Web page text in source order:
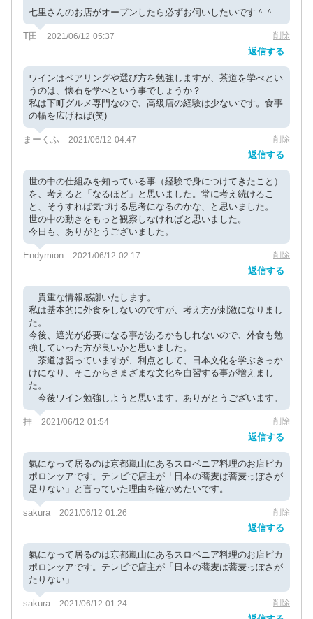
七里さんのお店がオープンしたら必ずお伺いしたいです＾＾
T田 2021/06/12 05:37 削除
返信する
ワインはペアリングや選び方を勉強しますが、茶道を学べとい
うのは、懐石を学べという事でしょうか？
私は下町グルメ専門なので、高級店の経験は少ないです。食事
の幅を広げねば(笑)
まーくふ 2021/06/12 04:47 削除
返信する
世の中の仕組みを知っている事（経験で身につけてきたこと）
を、考えると「なるほど」と思いました。常に考え続けるこ
と、そうすれば気づける思考になるのかな、と思いました。
世の中の動きをもっと観察しなければと思いました。
今日も、ありがとうございました。
Endymion 2021/06/12 02:17 削除
返信する
貴重な情報感謝いたします。
私は基本的に外食をしないのですが、考え方が刺激になりまし
た。
今後、遮光が必要になる事があるかもしれないので、外食も勉
強していった方が良いかと思いました。
茶道は習っていますが、利点として、日本文化を学ぶきっか
けになり、そこからさまざまな文化を自習する事が増えまし
た。
今後ワイン勉強しようと思います。ありがとうございます。
拝 2021/06/12 01:54 削除
返信する
氣になって居るのは京都嵐山にあるスロベニア料理のお店ピカ
ポロンッアです。テレビで店主が「日本の蕎麦は蕎麦っぽさが
足りない」と言っていた理由を確かめたいです。
sakura 2021/06/12 01:26 削除
返信する
氣になって居るのは京都嵐山にあるスロベニア料理のお店ピカ
ポロンッアです。テレビで店主が「日本の蕎麦は蕎麦っぽさが
たりない」
sakura 2021/06/12 01:24 削除